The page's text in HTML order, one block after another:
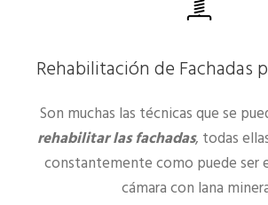
Rehabilitación de Fachadas
Son muchas las técnicas que se
rehabilitar las fachadas, todas
constantemente como puede ser
cámara con lana